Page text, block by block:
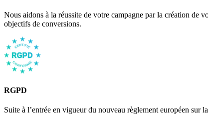
Nous aidons à la réussite de votre campagne par la création de
objectifs de conversions.
RGPD
Suite à l’entrée en vigueur du nouveau règlement européen sur